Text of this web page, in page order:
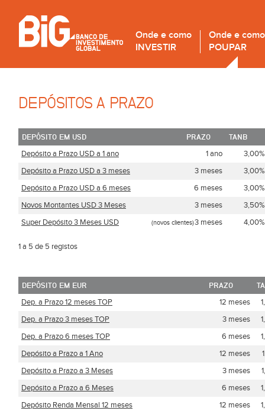
Onde e como
INVESTIR
Onde e como
POUPAR
DEPÓSITOS A PRAZO
DEPÓSITO EM USD PRAZO
TANB
Depósito a Prazo USD a 1 ano
1 ano
3,00%
Depósito a Prazo USD a 3 meses
3 meses
3,00%
Depósito a Prazo USD a 6 meses
6 meses
3,00%
Novos Montantes USD 3 Meses
3 meses
3,50%
Super Depósito 3 Meses USD
(novos clientes)3 meses 4,00%
1 a 5 de 5 registos
DEPÓSITO EM EUR PRAZO
Dep. a Prazo 12 meses TOP
12 meses
Dep. a Prazo 3 meses TOP
3 meses
Dep. a Prazo 6 meses TOP
6 meses
Depósito a Prazo a 1 Ano
12 meses
Depósito a Prazo a 3 Meses
3 meses
Depósito a Prazo a 6 Meses
6 meses
Depósito Renda Mensal 12 meses
12 meses